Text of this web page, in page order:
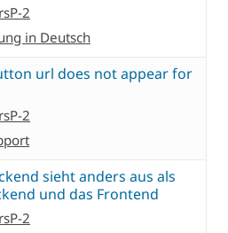
2
in Deutsch
url does not appear for
2
sieht anders aus als
und das Frontend
2